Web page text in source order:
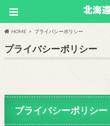
HOME プライバシーポリシー
プライバシーポリシー
プライバシーポリシー